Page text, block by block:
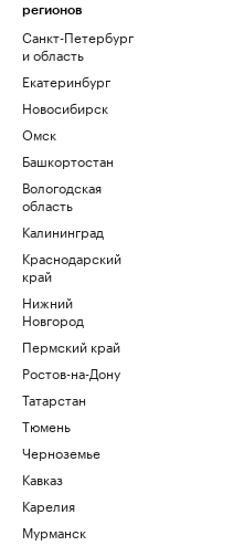
регионов
Санкт-Петербург
и область
Екатеринбург
Новосибирск
Омск
Башкортостан
Вологодская
область
Калининград
Краснодарский
край
Нижний
Новгород
Пермский край
Ростов-на-Дону
Татарстан
Тюмень
Черноземье
Кавказ
Карелия
Мурманск